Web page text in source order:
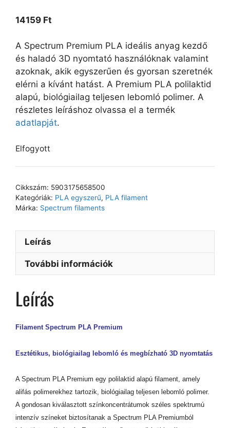
14159 Ft
A Spectrum Premium PLA ideális anyag kezdő
és haladó 3D nyomtató használóknak valamint
azoknak, akik egyszerűen és gyorsan szeretnék
elérni a kívánt hatást. A Premium PLA polilaktid
alapú, biológiailag teljesen lebomló polimer. A
részletes leíráshoz olvassa el a termék
adatlapját.
Elfogyott
Cikkszám: 5903175658500
Kategóriák: PLA egyszerű, PLA filament
Márka: Spectrum filaments
Leírás
További információk
Leírás
Filament Spectrum PLA Premium
Esztétikus, biológiailag lebomló és megbízható 3D nyomtatás
A Spectrum PLA Premium egy polilaktid alapú filament, amely
alifás polimerekhez tartozik, biológiailag teljesen lebomló polimer.
A gondosan kiválasztott színkoncentrátumok széles spektrumú
intenzív színeket biztosítanak a Spectrum PLA Premiumból